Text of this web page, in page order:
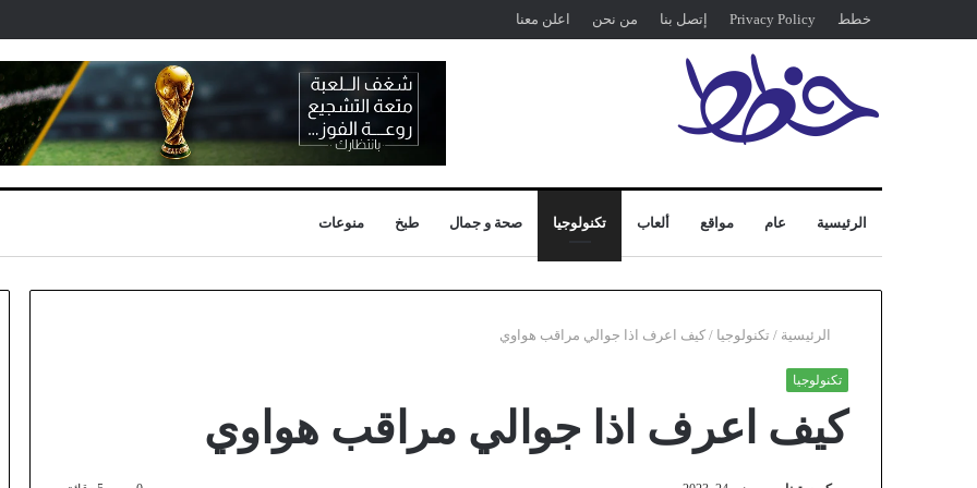
خطط Privacy Policy إتصل بنا من نحن اعلن معنا
الرئيسية عام مواقع ألعاب تكنولوجيا صحة و جمال طبخ منوعات
الرئيسية / تكنولوجيا / كيف اعرف اذا جوالي مراقب هواوي
تكنولوجيا
كيف اعرف اذا جوالي مراقب هواوي